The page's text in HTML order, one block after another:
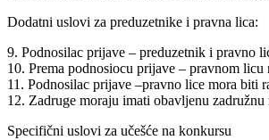
Dodatni uslovi za preduzetnike i pravna lica:
9. Podnosilac prijave – preduzetnik i pravno
10. Prema podnosiocu prijave – pravnom
11. Podnosilac prijave –pravno lice mora biti
12. Zadruge moraju imati obavljenu
Specifični uslovi za učešće na konkursu